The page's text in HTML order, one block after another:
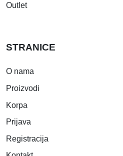
Outlet
STRANICE
O nama
Proizvodi
Korpa
Prijava
Registracija